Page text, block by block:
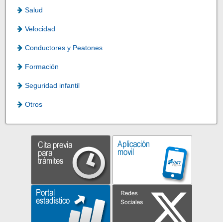
Salud
Velocidad
Conductores y Peatones
Formación
Seguridad infantil
Otros